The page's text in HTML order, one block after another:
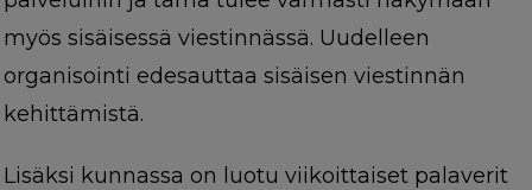
myös sisäisessä viestinnässä. Uudelleen
organisointi edesauttaa sisäisen viestinnän
kehittämistä.
Lisäksi kunnassa on luotu viikoittaiset palaverit